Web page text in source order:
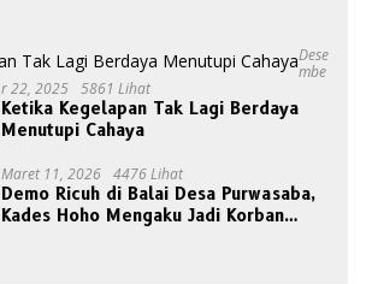
Dese
Mbe
R 22, 2025 5861 Lihat
Ketika Kegelapan Tak Lagi Berdaya
Menutupi Cahaya
Maret 11, 2026 4476 Lihat
Demo Ricuh di Balai Desa Purwasaba,
Kades Hoho Mengaku Jadi Korban